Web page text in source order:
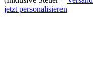
jetzt personalisieren